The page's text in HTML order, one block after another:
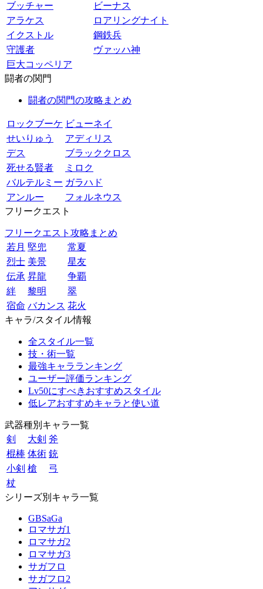
ブッチャー
ビーナス
アラケス
ロアリングナイト
イクストル
鋼鉄兵
守護者
ヴァッハ神
巨大コッペリア
闘者の関門
闘者の関門の攻略まとめ
ロックブーケ ビューネイ
せいりゅう
アディリス
デス
ブラッククロス
死せる賢者
ミロク
バルテルミー ガラハド
アンルー
フォルネウス
フリークエスト
フリークエスト攻略まとめ
若月 堅兜
常夏
烈士 美景
星友
伝承 昇龍
争覇
絆
黎明
翠
宿命 バカンス 花火
キャラ/スタイル情報
全スタイル一覧
技・術一覧
最強キャラランキング
ユーザー評価ランキング
Lv50にすべきおすすめスタイル
低レアおすすめキャラと使い道
武器種別キャラ一覧
剣
大剣 斧
棍棒 体術 銃
小剣 槍
弓
杖
シリーズ別キャラ一覧
GBSaGa
ロマサガ1
ロマサガ2
ロマサガ3
サガフロ
サガフロ2